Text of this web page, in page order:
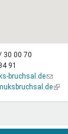
30 00 70
91
bruchsal.de(Link
sendet
(Link